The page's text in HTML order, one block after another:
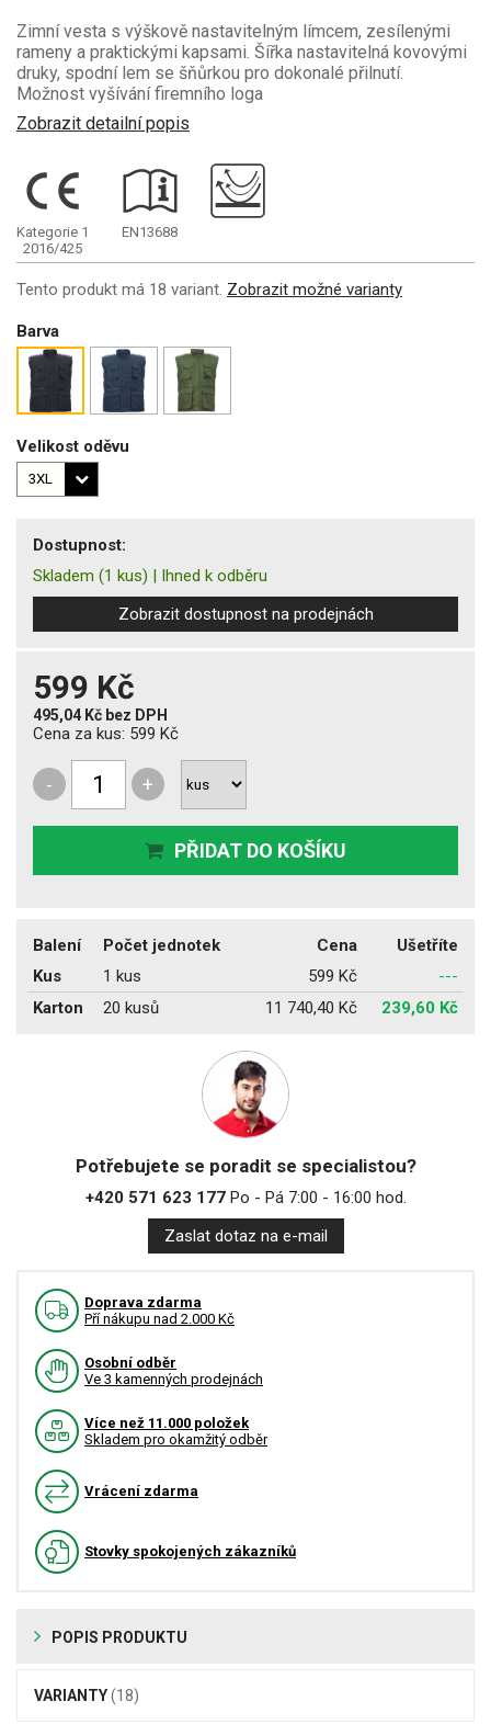
Zimní vesta s výškově nastavitelným límcem, zesílenými
rameny a praktickými kapsami. Šířka nastavitelná kovovými
druky, spodní lem se šňůrkou pro dokonalé přilnutí.
Možnost vyšívání firemního loga
Zobrazit detailní popis
Kategorie 1
2016/425
EN13688
Tento produkt má 18 variant. Zobrazit možné varianty
Barva
Velikost oděvu
Dostupnost:
Skladem (1 kus) | Ihned k odběru
Zobrazit dostupnost na prodejnách
599 Kč
495,04 Kč bez DPH
Cena za kus: 599 Kč
- +
PŘIDAT DO KOŠÍKU
Balení Počet jednotek Cena
Ušetříte
Kus
1 kus 599 Kč
---
Karton
20 kusů 11 740,40 Kč 239,60 Kč
Potřebujete se poradit se specialistou?
+420 571 623 177Po - Pá 7:00 - 16:00 hod.
Zaslat dotaz na e-mail
Doprava zdarma
Pří nákupu nad 2.000 Kč
Osobní odběr
Ve 3 kamenných prodejnách
Více než 11.000 položek
Skladem pro okamžitý odběr
Vrácení zdarma
Stovky spokojených zákazníků
POPIS PRODUKTU
VARIANTY(18)